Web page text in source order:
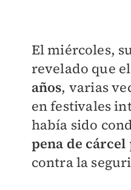
El miércoles,
revelado que
años, varias
en festivales
había sido
pena de cárcel
contra la